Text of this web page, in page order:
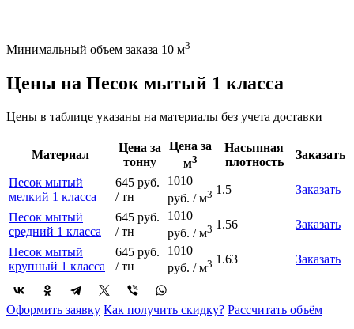
Минимальный объем заказа 10 м3
Цены на Песок мытый 1 класса
Цены в таблице указаны на материалы без учета доставки
Материал
Цена за
тонну
Цена за
м3
Насыпная
плотность
Заказать
Песок мытый
мелкий 1 класса
645 руб.
/ тн
1010
руб. / м3 1.5 Заказать
Песок мытый
средний 1 класса
645 руб.
/ тн
1010
руб. / м3 1.56 Заказать
Песок мытый
крупный 1 класса
645 руб.
/ тн
1010
руб. / м3 1.63 Заказать
Оформить заявку Как получить скидку? Рассчитать объём